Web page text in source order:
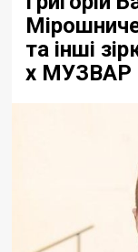
та інші
x МУЗВАР